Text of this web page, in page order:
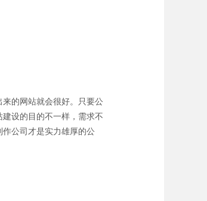
的网站就会很好。只要公
设的目的不一样，需求不
公司才是实力雄厚的公